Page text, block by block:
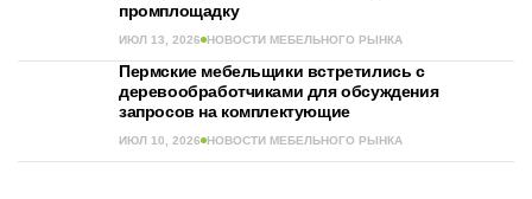
промплощадку
ИЮЛ 13, 2026 НОВОСТИ МЕБЕЛЬНОГО РЫНКА
Пермские мебельщики встретились с
деревообработчиками для обсуждения
запросов на комплектующие
ИЮЛ 10, 2026 НОВОСТИ МЕБЕЛЬНОГО РЫНКА